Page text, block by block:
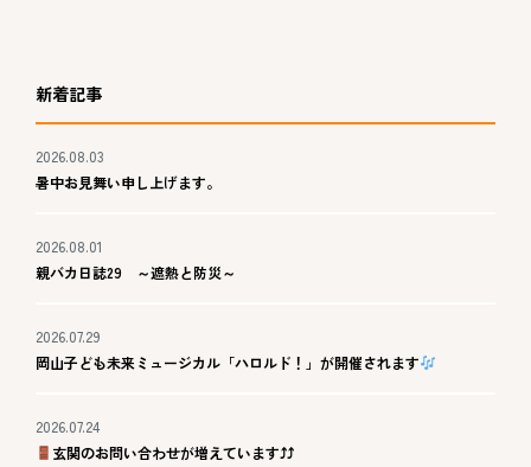
新着記事
2026.08.03
暑中お見舞い申し上げます。
2026.08.01
親バカ日誌29 ～遮熱と防災～
2026.07.29
岡山子ども未来ミュージカル「ハロルド！」が開催されます
2026.07.24
玄関のお問い合わせが増えています⤴⤴